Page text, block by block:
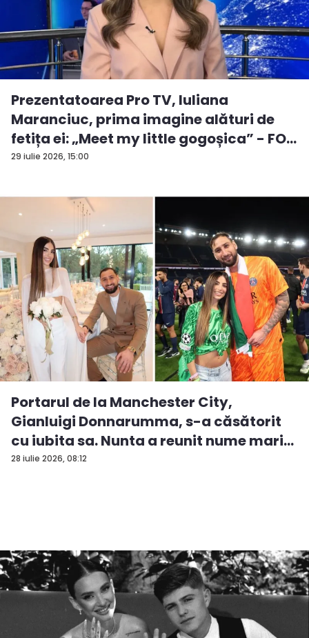
29 iulie 2026, 15:00
Prezentatoarea Pro TV, Iuliana
Maranciuc, prima imagine alături de
fetița ei: „Meet my little gogoșica” - FO...
28 iulie 2026, 08:12
Portarul de la Manchester City,
Gianluigi Donnarumma, s-a căsătorit
cu iubita sa. Nunta a reunit nume mari...